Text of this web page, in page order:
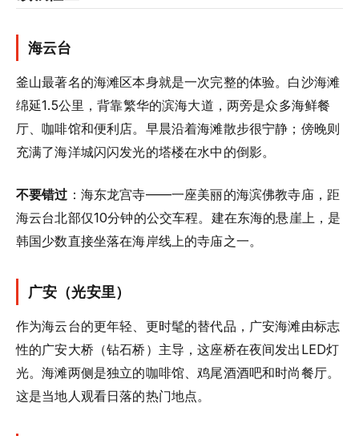
海云台
釜山最著名的海滩区本身就是一次完整的体验。白沙海滩
绵延1.5公里，背靠繁华的滨海大道，两旁是众多海鲜餐
厅、咖啡馆和便利店。早晨沿着海滩散步很宁静；傍晚则
充满了海洋城闪闪发光的塔楼在水中的倒影。
不要错过 ：海东龙宫寺——一座美丽的海滨佛教寺庙，距
海云台北部仅10分钟的公交车程。建在东海的悬崖上，是
韩国少数直接坐落在海岸线上的寺庙之一。
广安（光安里）
作为海云台的更年轻、更时髦的替代品，广安海滩由标志
性的广安大桥（钻石桥）主导，这座桥在夜间发出LED灯
光。海滩两侧是独立的咖啡馆、鸡尾酒酒吧和时尚餐厅。
这是当地人观看日落的热门地点。